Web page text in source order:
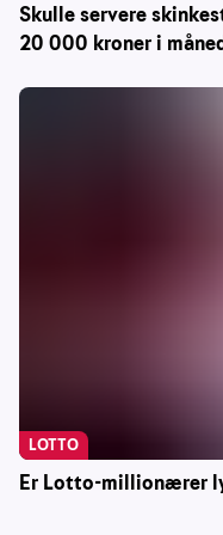
Skulle servere
20 000 kroner i
Er Lotto-millionærer
LOTTO